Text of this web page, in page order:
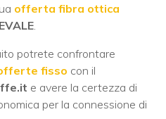
offerta fibra ottica
.
potrete confrontare
fisso con il
e avere la certezza di
per la connessione di